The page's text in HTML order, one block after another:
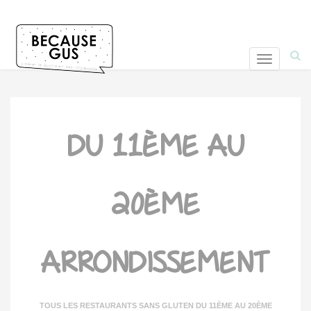
T
DU 11ÈME AU
20ÈME
ARRONDISSEMENT
TOUS LES RESTAURANTS SANS GLUTEN DU 11ÈME AU 20ÈME